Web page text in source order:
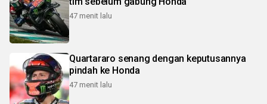
47 menit lalu
Quartararo senang dengan keputusannya
pindah ke Honda
47 menit lalu